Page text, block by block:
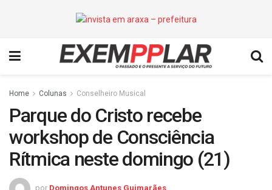
Home Colunas Conselheiro Musical
Parque do Cristo recebe
workshop de Consciência
Rítmica neste domingo (21)
por Domingos Antunes Guimarães